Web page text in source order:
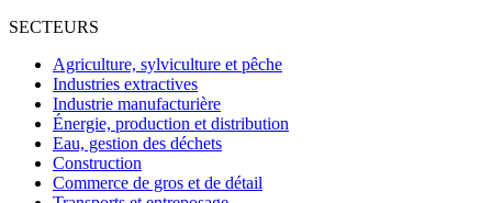
SECTEURS
Agriculture, sylviculture et pêche
Industries extractives
Industrie manufacturière
Énergie, production et distribution
Eau, gestion des déchets
Construction
Commerce de gros et de détail